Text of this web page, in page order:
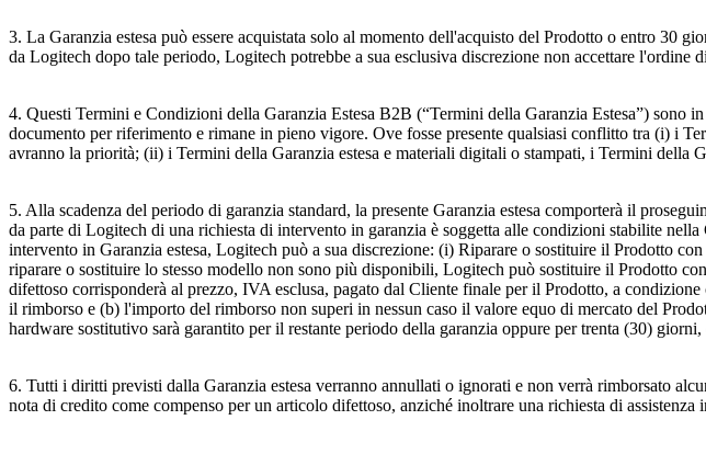
3. La Garanzia estesa può essere acquistata solo al momento dell'acquisto del Prodotto o entro 30
da Logitech dopo tale periodo, Logitech potrebbe a sua esclusiva discrezione non accettare l'ordine
4. Questi Termini e Condizioni della Garanzia Estesa B2B (“Termini della Garanzia Estesa”) sono
documento per riferimento e rimane in pieno vigore. Ove fosse presente qualsiasi conflitto tra (i) i
avranno la priorità; (ii) i Termini della Garanzia estesa e materiali digitali o stampati, i Termini della
5. Alla scadenza del periodo di garanzia standard, la presente Garanzia estesa comporterà il
da parte di Logitech di una richiesta di intervento in garanzia è soggetta alle condizioni stabilite
intervento in Garanzia estesa, Logitech può a sua discrezione: (i) Riparare o sostituire il Prodotto
riparare o sostituire lo stesso modello non sono più disponibili, Logitech può sostituire il Prodotto
difettoso corrisponderà al prezzo, IVA esclusa, pagato dal Cliente finale per il Prodotto, a
il rimborso e (b) l'importo del rimborso non superi in nessun caso il valore equo di mercato del
hardware sostitutivo sarà garantito per il restante periodo della garanzia oppure per trenta (30)
6. Tutti i diritti previsti dalla Garanzia estesa verranno annullati o ignorati e non verrà rimborsato
nota di credito come compenso per un articolo difettoso, anziché inoltrare una richiesta di assistenza